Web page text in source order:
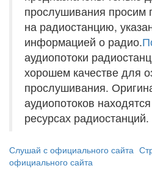
прослушивания просим
на радиостанцию,
информацией о радио.
аудиопотоки
хорошем качестве для
прослушивания.
аудиопотоков
ресурсах радиостанций.
Слушай с официального сайта
официального сайта